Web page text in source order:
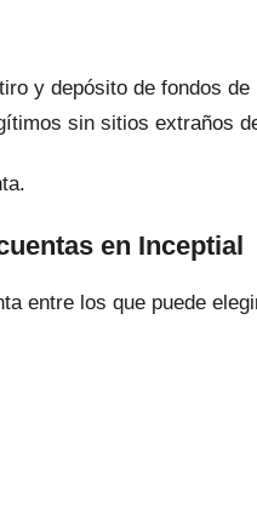
y depósito de fondos
sin sitios extraños
en Inceptial
entre los que puede